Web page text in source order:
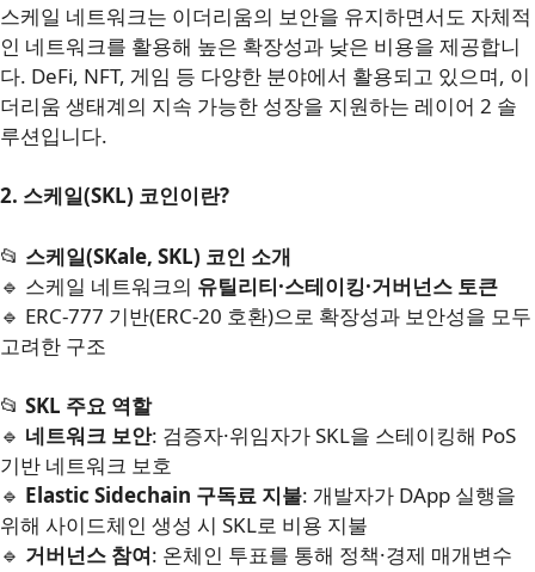
스케일 네트워크는 이더리움의 보안을 유지하면서도 자체적
인 네트워크를 활용해 높은 확장성과 낮은 비용을 제공합니
다. DeFi, NFT, 게임 등 다양한 분야에서 활용되고 있으며, 이
더리움 생태계의 지속 가능한 성장을 지원하는 레이어 2 솔
루션입니다.
2. 스케일(SKL) 코인이란?
📂 스케일(SKale, SKL) 코인 소개
🔹 스케일 네트워크의 유틸리티·스테이킹·거버넌스 토큰
🔹 ERC-777 기반(ERC-20 호환)으로 확장성과 보안성을 모두
고려한 구조
📂 SKL 주요 역할
🔹 네트워크 보안: 검증자·위임자가 SKL을 스테이킹해 PoS
기반 네트워크 보호
🔹 Elastic Sidechain 구독료 지불: 개발자가 DApp 실행을
위해 사이드체인 생성 시 SKL로 비용 지불
🔹 거버넌스 참여: 온체인 투표를 통해 정책·경제 매개변수